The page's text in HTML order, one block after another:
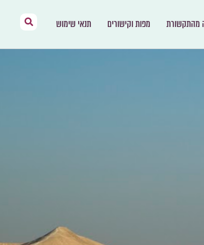
מהתקשורת מפות וקישורים תנאי שימוש